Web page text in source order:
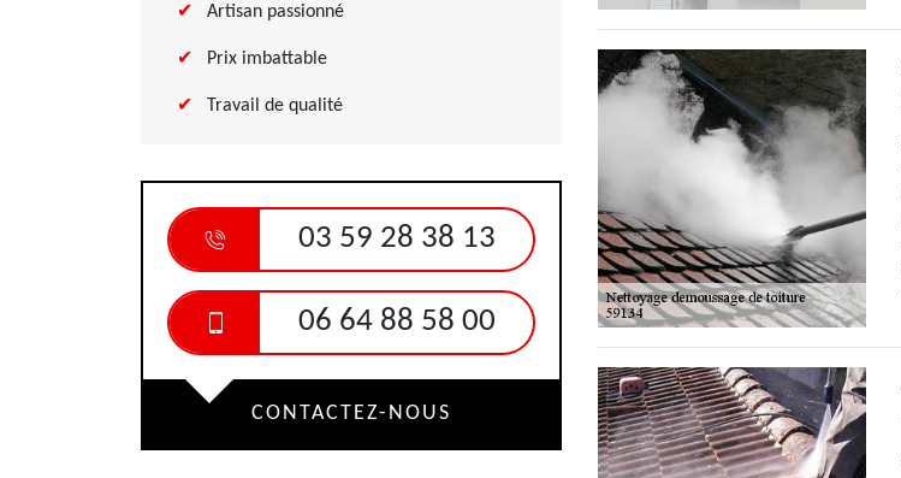
Artisan passionné
Prix imbattable
Travail de qualité
03 59 28 38 13
06 64 88 58 00
CONTACTEZ-NOUS